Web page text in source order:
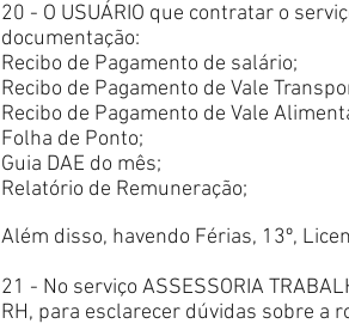
20 - O USUÁRIO que contratar o
documentação:
Recibo de Pagamento de salário;
Recibo de Pagamento de Vale
Recibo de Pagamento de Vale
Folha de Ponto;
Guia DAE do mês;
Relatório de Remuneração;
Além disso, havendo Férias, 13º,
21 - No serviço ASSESSORIA
RH, para esclarecer dúvidas sobre a